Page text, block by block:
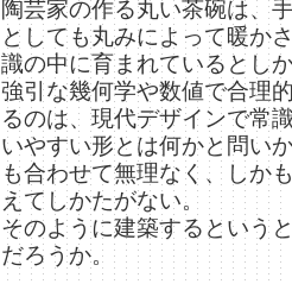
陶芸家の作る丸い茶碗は、
としても丸みによって暖か
識の中に育まれているとし
強引な幾何学や数値で合理
るのは、現代デザインで常
いやすい形とは何かと問い
も合わせて無理なく、しか
えてしかたがない。
そのように建築するという
だろうか。